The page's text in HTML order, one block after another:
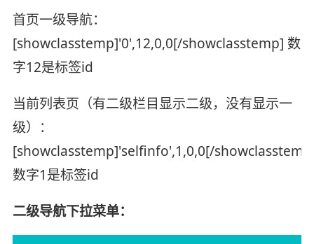
首页一级导航：
[showclasstemp]'0',12,0,0[/showclasstemp] 数
字12是标签id
当前列表页（有二级栏目显示二级，没有显示一
级）：
[showclasstemp]'selfinfo',1,0,0[/
数字1是标签id
二级导航下拉菜单：